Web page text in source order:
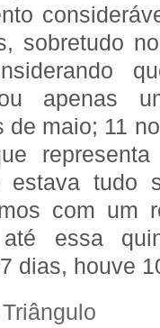
sobretudo
apenas
de maio; 11
estava tudo
com um
essa
dias, houve